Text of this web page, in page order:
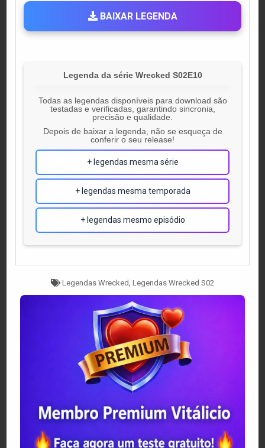
BAIXAR LEGENDA
Legenda da série Wrecked S02E10
Todas as legendas disponíveis para download são
testadas e verificadas, garantindo sincronia,
precisão e qualidade.
Depois de baixar a legenda, não se esqueça de
conferir o seu release!
+ legendas mesma série
+ legendas mesma temporada
+ legendas mesmo episódio
Tagged
Legendas Wrecked, Legendas Wrecked S02